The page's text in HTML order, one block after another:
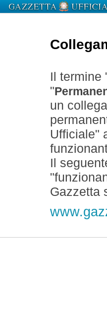
Il termine
"
un
Ufficiale"
Il
Gazzetta